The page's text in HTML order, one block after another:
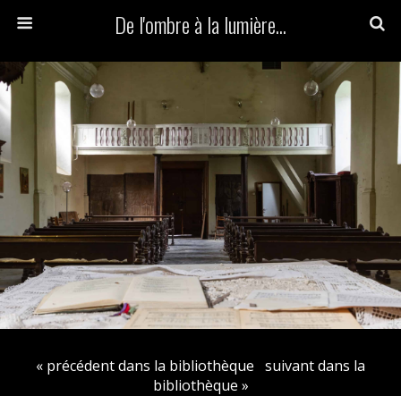
De l'ombre à la lumière...
« précédent dans la bibliothèque suivant dans la
bibliothèque »